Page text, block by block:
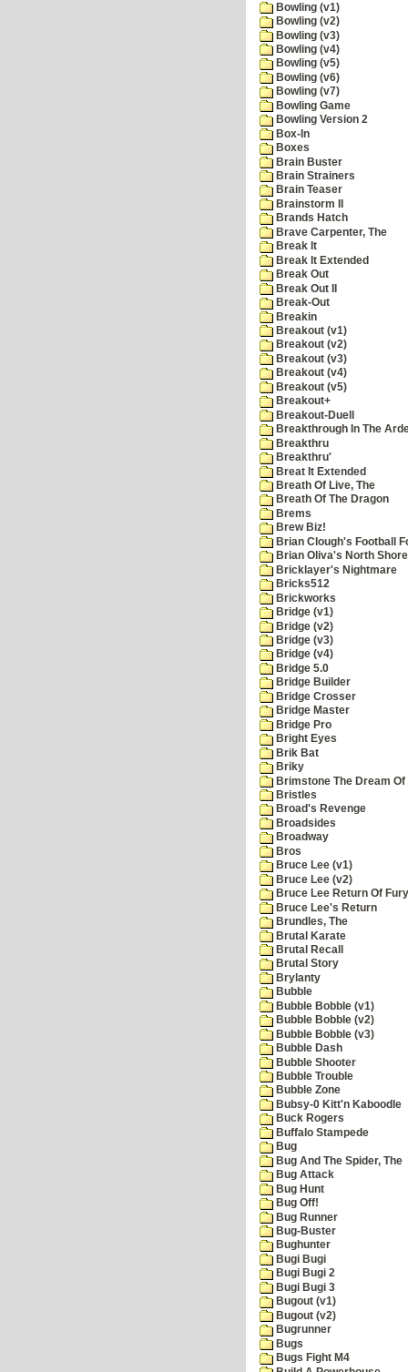
Bowling (v1)
Bowling (v2)
Bowling (v3)
Bowling (v4)
Bowling (v5)
Bowling (v6)
Bowling (v7)
Bowling Game
Bowling Version 2
Box-In
Boxes
Brain Buster
Brain Strainers
Brain Teaser
Brainstorm II
Brands Hatch
Brave Carpenter, The
Break It
Break It Extended
Break Out
Break Out II
Break-Out
Breakin
Breakout (v1)
Breakout (v2)
Breakout (v3)
Breakout (v4)
Breakout (v5)
Breakout+
Breakout-Duell
Breakthrough In The
Breakthru
Breakthru'
Breat It Extended
Breath Of Live, The
Breath Of The Dragon
Brems
Brew Biz!
Brian Clough's Football
Brian Oliva's North
Bricklayer's Nightmare
Bricks512
Brickworks
Bridge (v1)
Bridge (v2)
Bridge (v3)
Bridge (v4)
Bridge 5.0
Bridge Builder
Bridge Crosser
Bridge Master
Bridge Pro
Bright Eyes
Brik Bat
Briky
Brimstone The Dream Of
Bristles
Broad's Revenge
Broadsides
Broadway
Bros
Bruce Lee (v1)
Bruce Lee (v2)
Bruce Lee Return Of Fury
Bruce Lee's Return
Brundles, The
Brutal Karate
Brutal Recall
Brutal Story
Brylanty
Bubble
Bubble Bobble (v1)
Bubble Bobble (v2)
Bubble Bobble (v3)
Bubble Dash
Bubble Shooter
Bubble Trouble
Bubble Zone
Bubsy-0 Kitt'n Kaboodle
Buck Rogers
Buffalo Stampede
Bug
Bug And The Spider, The
Bug Attack
Bug Hunt
Bug Off!
Bug Runner
Bug-Buster
Bughunter
Bugi Bugi
Bugi Bugi 2
Bugi Bugi 3
Bugout (v1)
Bugout (v2)
Bugrunner
Bugs
Bugs Fight M4